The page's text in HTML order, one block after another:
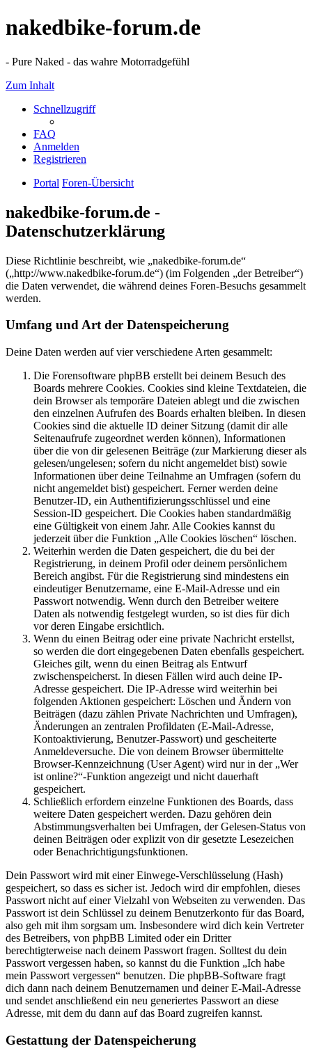
nakedbike-forum.de
- Pure Naked - das wahre Motorradgefühl
Zum Inhalt
Schnellzugriff
FAQ
Anmelden
Registrieren
Portal Foren-Übersicht
nakedbike-forum.de -
Datenschutzerklärung
Diese Richtlinie beschreibt, wie „nakedbike-forum.de“
(„http://www.nakedbike-forum.de“) (im Folgenden „der Betreiber“)
die Daten verwendet, die während deines Foren-Besuchs gesammelt
werden.
Umfang und Art der Datenspeicherung
Deine Daten werden auf vier verschiedene Arten gesammelt:
Die Forensoftware phpBB erstellt bei deinem Besuch des
Boards mehrere Cookies. Cookies sind kleine Textdateien, die
dein Browser als temporäre Dateien ablegt und die zwischen
den einzelnen Aufrufen des Boards erhalten bleiben. In diesen
Cookies sind die aktuelle ID deiner Sitzung (damit dir alle
Seitenaufrufe zugeordnet werden können), Informationen
über die von dir gelesenen Beiträge (zur Markierung dieser als
gelesen/ungelesen; sofern du nicht angemeldet bist) sowie
Informationen über deine Teilnahme an Umfragen (sofern du
nicht angemeldet bist) gespeichert. Ferner werden deine
Benutzer-ID, ein Authentifizierungsschlüssel und eine
Session-ID gespeichert. Die Cookies haben standardmäßig
eine Gültigkeit von einem Jahr. Alle Cookies kannst du
jederzeit über die Funktion „Alle Cookies löschen“ löschen.
Weiterhin werden die Daten gespeichert, die du bei der
Registrierung, in deinem Profil oder deinem persönlichem
Bereich angibst. Für die Registrierung sind mindestens ein
eindeutiger Benutzername, eine E-Mail-Adresse und ein
Passwort notwendig. Wenn durch den Betreiber weitere
Daten als notwendig festgelegt wurden, so ist dies für dich
vor deren Eingabe ersichtlich.
Wenn du einen Beitrag oder eine private Nachricht erstellst,
so werden die dort eingegebenen Daten ebenfalls gespeichert.
Gleiches gilt, wenn du einen Beitrag als Entwurf
zwischenspeicherst. In diesen Fällen wird auch deine IP-
Adresse gespeichert. Die IP-Adresse wird weiterhin bei
folgenden Aktionen gespeichert: Löschen und Ändern von
Beiträgen (dazu zählen Private Nachrichten und Umfragen),
Änderungen an zentralen Profildaten (E-Mail-Adresse,
Kontoaktivierung, Benutzer-Passwort) und gescheiterte
Anmeldeversuche. Die von deinem Browser übermittelte
Browser-Kennzeichnung (User Agent) wird nur in der „Wer
ist online?“-Funktion angezeigt und nicht dauerhaft
gespeichert.
Schließlich erfordern einzelne Funktionen des Boards, dass
weitere Daten gespeichert werden. Dazu gehören dein
Abstimmungsverhalten bei Umfragen, der Gelesen-Status von
deinen Beiträgen oder explizit von dir gesetzte Lesezeichen
oder Benachrichtigungsfunktionen.
Dein Passwort wird mit einer Einwege-Verschlüsselung (Hash)
gespeichert, so dass es sicher ist. Jedoch wird dir empfohlen, dieses
Passwort nicht auf einer Vielzahl von Webseiten zu verwenden. Das
Passwort ist dein Schlüssel zu deinem Benutzerkonto für das Board,
also geh mit ihm sorgsam um. Insbesondere wird dich kein Vertreter
des Betreibers, von phpBB Limited oder ein Dritter
berechtigterweise nach deinem Passwort fragen. Solltest du dein
Passwort vergessen haben, so kannst du die Funktion „Ich habe
mein Passwort vergessen“ benutzen. Die phpBB-Software fragt
dich dann nach deinem Benutzernamen und deiner E-Mail-Adresse
und sendet anschließend ein neu generiertes Passwort an diese
Adresse, mit dem du dann auf das Board zugreifen kannst.
Gestattung der Datenspeicherung